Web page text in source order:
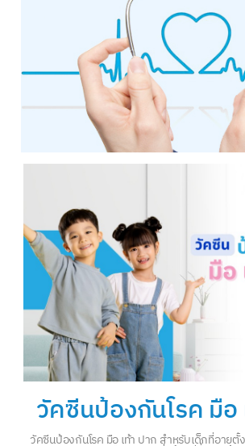
วัคซีนป้องกันโรค มือ
วัคซีนป้องกันโรค มือ เท้า ปาก สำหรับเด็กที่อายุตั้